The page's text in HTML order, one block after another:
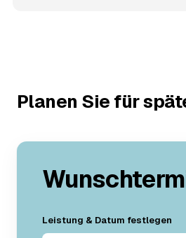
Planen Sie für
Leistung & Datum festlegen